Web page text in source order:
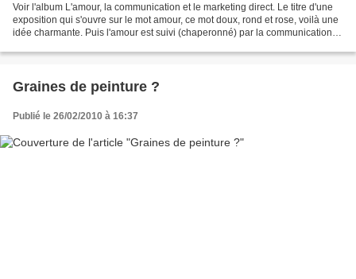
Voir l'album L'amour, la communication et le marketing direct. Le titre d'une
exposition qui s'ouvre sur le mot amour, ce mot doux, rond et rose, voilà une
idée charmante. Puis l'amour est suivi (chaperonné) par la communication,
Graines de peinture ?
Publié le 26/02/2010 à 16:37